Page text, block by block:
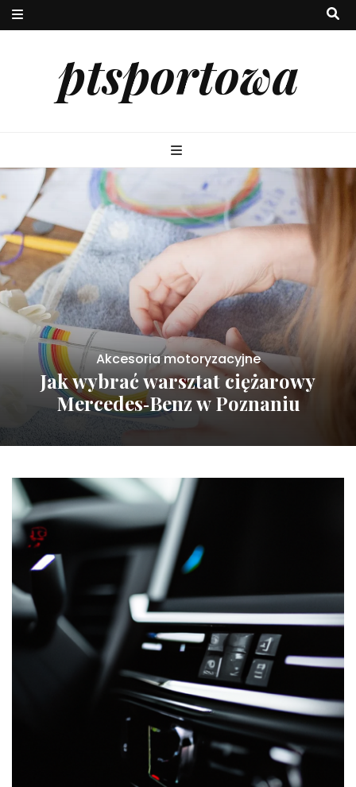
ptsportowa
Akcesoria motoryzacyjne
Jak wybrać warsztat ciężarowy
Mercedes‑Benz w Poznaniu